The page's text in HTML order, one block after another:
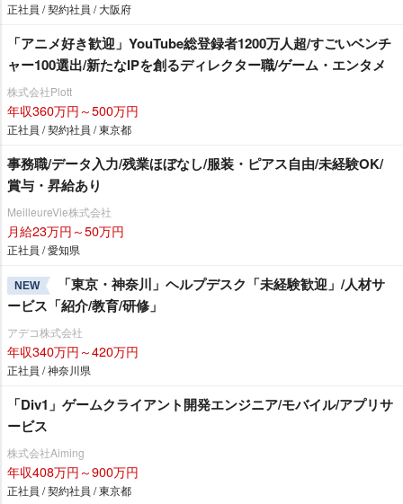
正社員 / 契約社員 / 大阪府
「アニメ好き歓迎」YouTube総登録者1200万人超/すごいベンチ
ャー100選出/新たなIPを創るディレクター職/ゲーム・エンタメ
株式会社Plott
年収360万円～500万円
正社員 / 契約社員 / 東京都
事務職/データ入力/残業ほぼなし/服装・ピアス自由/未経験OK/
賞与・昇給あり
MeilleureVie株式会社
月給23万円～50万円
正社員 / 愛知県
NEW
「東京・神奈川」ヘルプデスク「未経験歓迎」/人材サ
ービス「紹介/教育/研修」
アデコ株式会社
年収340万円～420万円
正社員 / 神奈川県
「Div1」ゲームクライアント開発エンジニア/モバイル/アプリサ
ービス
株式会社Aiming
年収408万円～900万円
正社員 / 契約社員 / 東京都